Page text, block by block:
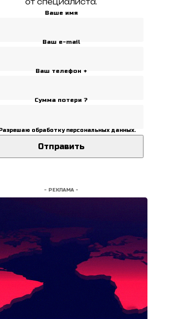
Ваше имя
Ваш e-mail
Ваш телефон +
Сумма потери ?
обработку персональных данных.
- РЕКЛАМА -